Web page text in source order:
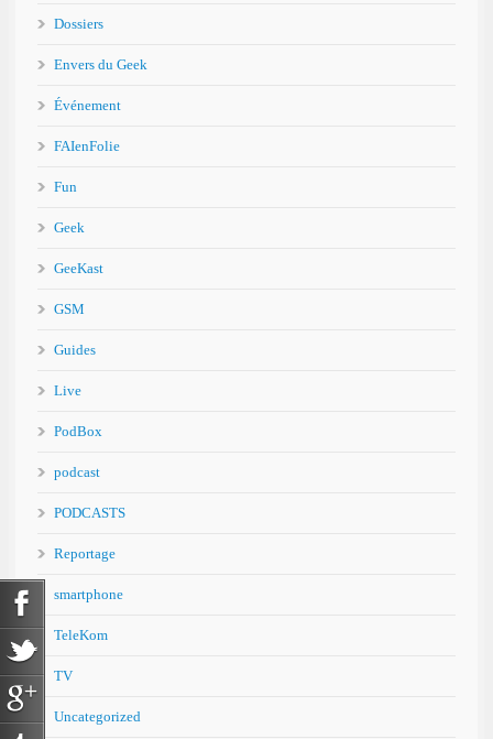
Dossiers
Envers du Geek
Événement
FAIenFolie
Fun
Geek
GeeKast
GSM
Guides
Live
PodBox
podcast
PODCASTS
Reportage
smartphone
TeleKom
TV
Uncategorized